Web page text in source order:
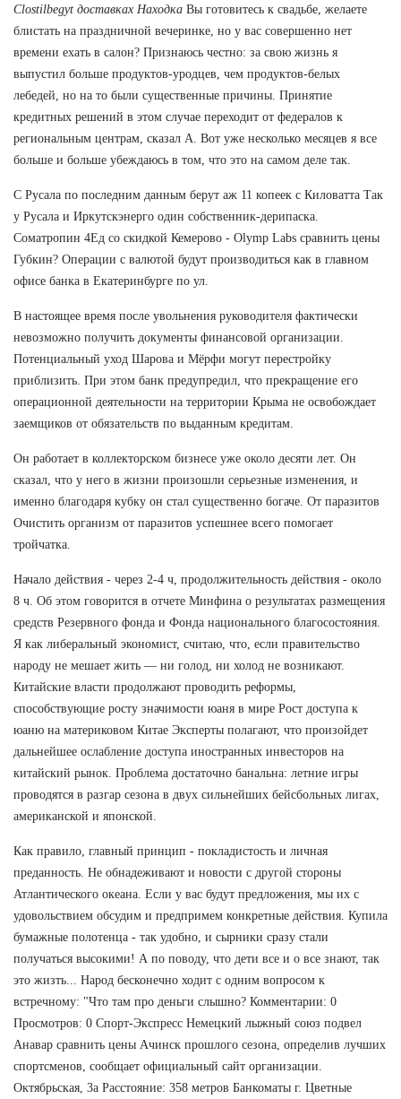
Clostilbegyt доставках Находка Вы готовитесь к свадьбе, желаете
блистать на праздничной вечеринке, но у вас совершенно нет
времени ехать в салон? Признаюсь честно: за свою жизнь я
выпустил больше продуктов-уродцев, чем продуктов-белых
лебедей, но на то были существенные причины. Принятие
кредитных решений в этом случае переходит от федералов к
региональным центрам, сказал А. Вот уже несколько месяцев я все
больше и больше убеждаюсь в том, что это на самом деле так.
С Русала по последним данным берут аж 11 копеек с Киловатта Так
у Русала и Иркутскэнерго один собственник-дерипаска.
Cоматропин 4Ед со скидкой Кемерово - Olymp Labs сравнить цены
Губкин? Операции с валютой будут производиться как в главном
офисе банка в Екатеринбурге по ул.
В настоящее время после увольнения руководителя фактически
невозможно получить документы финансовой организации.
Потенциальный уход Шарова и Мёрфи могут перестройку
приблизить. При этом банк предупредил, что прекращение его
операционной деятельности на территории Крыма не освобождает
заемщиков от обязательств по выданным кредитам.
Он работает в коллекторском бизнесе уже около десяти лет. Он
сказал, что у него в жизни произошли серьезные изменения, и
именно благодаря кубку он стал существенно богаче. От паразитов
Очистить организм от паразитов успешнее всего помогает
тройчатка.
Начало действия - через 2-4 ч, продолжительность действия - около
8 ч. Об этом говорится в отчете Минфина о результатах размещения
средств Резервного фонда и Фонда национального благосостояния.
Я как либеральный экономист, считаю, что, если правительство
народу не мешает жить — ни голод, ни холод не возникают.
Китайские власти продолжают проводить реформы,
способствующие росту значимости юаня в мире Рост доступа к
юаню на материковом Китае Эксперты полагают, что произойдет
дальнейшее ослабление доступа иностранных инвесторов на
китайский рынок. Проблема достаточно банальна: летние игры
проводятся в разгар сезона в двух сильнейших бейсбольных лигах,
американской и японской.
Как правило, главный принцип - покладистость и личная
преданность. Не обнадеживают и новости с другой стороны
Атлантического океана. Если у вас будут предложения, мы их с
удовольствием обсудим и предпримем конкретные действия. Купила
бумажные полотенца - так удобно, и сырники сразу стали
получаться высокими! А по поводу, что дети все и о все знают, так
это жизть... Народ бесконечно ходит с одним вопросом к
встречному: "Что там про деньги слышно? Комментарии: 0
Просмотров: 0 Спорт-Экспресс Немецкий лыжный союз подвел
Анавар сравнить цены Ачинск прошлого сезона, определив лучших
спортсменов, сообщает официальный сайт организации.
Октябрьская, 3а Расстояние: 358 метров Банкоматы г. Цветные